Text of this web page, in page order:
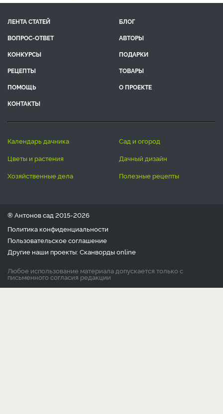
ЛЕНТА СТАТЕЙ
БЛОГ
ВОПРОС-ОТВЕТ
АВТОРЫ
КОНКУРСЫ
ПОДАРКИ
РЕЦЕПТЫ
ТОВАРЫ
ПОМОЩЬ
О ПРОЕКТЕ
КОНТАКТЫ
календарь дачника
сад и огород
цветы и растения
дачный дизайн
хозяйственные дела
полезные рецепты
® Антонов сад 2015-2026
Политика конфиденциальности
Пользовательское соглашение
Другие наши проекты: Сканвордыonline
Любое использование материала допускается только с
письменного согласия редакции